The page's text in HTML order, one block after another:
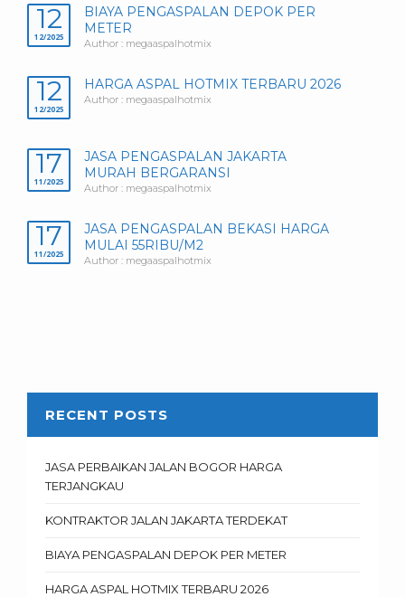
12
12/2025
BIAYA PENGASPALAN DEPOK PER
METER
Author : megaaspalhotmix
12
12/2025
HARGA ASPAL HOTMIX TERBARU 2026
Author : megaaspalhotmix
17
11/2025
JASA PENGASPALAN JAKARTA
MURAH BERGARANSI
Author : megaaspalhotmix
17
11/2025
JASA PENGASPALAN BEKASI HARGA
MULAI 55RIBU/M2
Author : megaaspalhotmix
RECENT POSTS
JASA PERBAIKAN JALAN BOGOR HARGA
TERJANGKAU
KONTRAKTOR JALAN JAKARTA TERDEKAT
BIAYA PENGASPALAN DEPOK PER METER
HARGA ASPAL HOTMIX TERBARU 2026